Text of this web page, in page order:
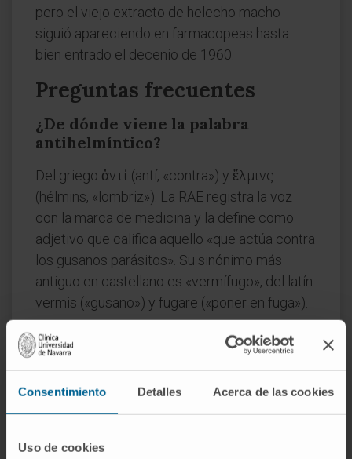
Consentimiento Detalles Acerca de las cookies
Uso de cookies
pero el viejo extracto de helecho macho
siguió apareciendo en farmacopeas hasta
bien entrado el decenio de 1960.
Preguntas frecuentes
¿De dónde viene la palabra
antihelmíntico?
Del griego ἀντί (antí, «contra») y ἕλμινς
(hélmins, «lombriz»). La RAE registra la voz
con la marca de medicina y la define como
adjetivo que califica aquello «que actúa contra
los gusanos parásitos». Su sinónimo más
antiguo en castellano es «vermífugo», del latín
vermis («gusano») y fugare («poner en fuga»).
¿Es lo mismo antihelmíntico que
antiparasitario?
No exactamente. Todo antihelmíntico es un
también agentes contra protozoos (como los